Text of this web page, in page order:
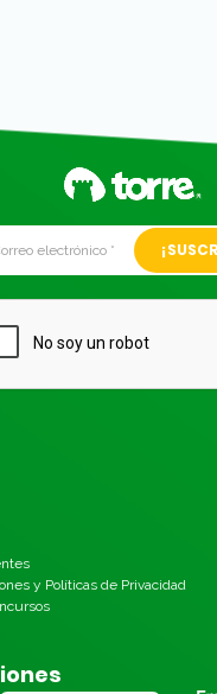
y Políticas de Privacidad